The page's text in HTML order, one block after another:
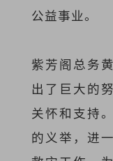
公益事业。
紫芳阁总务
出了巨大的
关怀和支持
的义举，进